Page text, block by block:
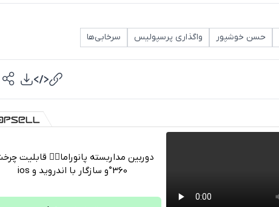
حسن خوشپور واگذاری پرسپولیس سرخابی‌ها
تلگرام
دوربین مداربسته پانوراما👈🏻 قابلیت
360°و سازگار با اندروید و ios